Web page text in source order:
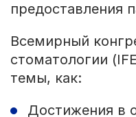
предоставления
Всемирный
стоматологии
темы, как:
Достижения в